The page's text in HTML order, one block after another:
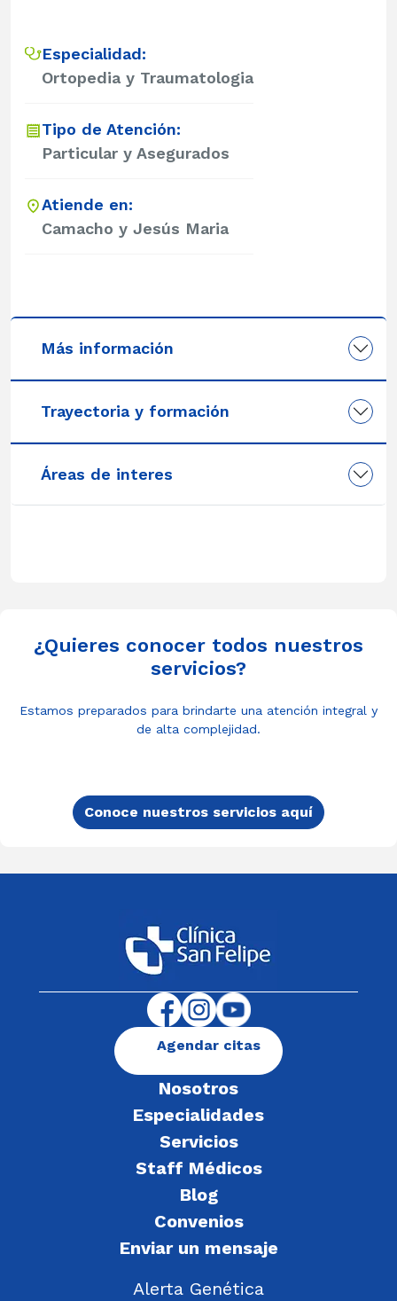
Especialidad:
Ortopedia y Traumatologia
Tipo de Atención:
Particular y Asegurados
Atiende en:
Camacho y Jesús Maria
Más información
Trayectoria y formación
Áreas de interes
¿Quieres conocer todos nuestros
servicios?
Estamos preparados para brindarte una atención integral y
de alta complejidad.
Conoce nuestros servicios aquí
Nosotros
Especialidades
Servicios
Staff Médicos
Blog
Convenios
Enviar un mensaje
Alerta Genética
Agendar citas